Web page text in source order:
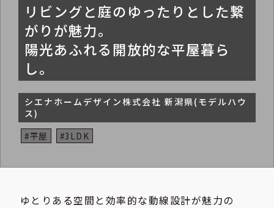
リビングと庭のゆったりとした繋
がりが魅力。
陽光あふれる開放的な平屋暮ら
し。
シエナホームデザイン株式会社 新潟県(モデルハウ
ス)
#平屋
#3LDK
ゆとりある空間と効率的な動線設計が魅力の